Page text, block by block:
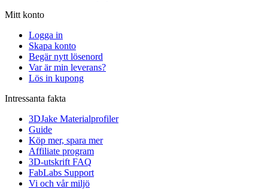
Mitt konto
Logga in
Skapa konto
Begär nytt lösenord
Var är min leverans?
Lös in kupong
Intressanta fakta
3DJake Materialprofiler
Guide
Köp mer, spara mer
Affiliate program
3D-utskrift FAQ
FabLabs Support
Vi och vår miljö